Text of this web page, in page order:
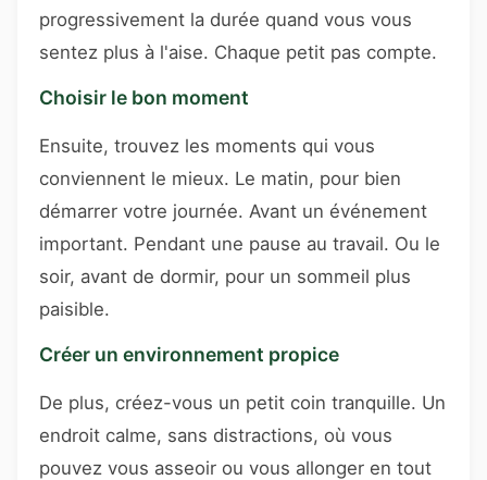
progressivement la durée quand vous vous
sentez plus à l'aise. Chaque petit pas compte.
Choisir le bon moment
Ensuite, trouvez les moments qui vous
conviennent le mieux. Le matin, pour bien
démarrer votre journée. Avant un événement
important. Pendant une pause au travail. Ou le
soir, avant de dormir, pour un sommeil plus
paisible.
Créer un environnement propice
De plus, créez-vous un petit coin tranquille. Un
endroit calme, sans distractions, où vous
pouvez vous asseoir ou vous allonger en tout